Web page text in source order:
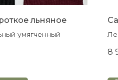
льняное
умягченный
8